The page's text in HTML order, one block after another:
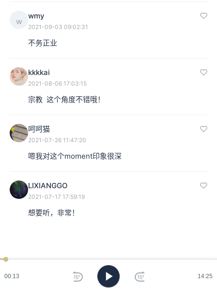
00:14 14:25
w
wmy
2021-09-03 09:02:31
不务正业
kkkkai
2021-08-06 17:03:15
宗教  这个角度不错哦！
呵呵猫
2021-07-26 11:47:20
嗯我对这个moment印象很深
LIXIANGGO
2021-07-17 17:59:19
想要听，非常！